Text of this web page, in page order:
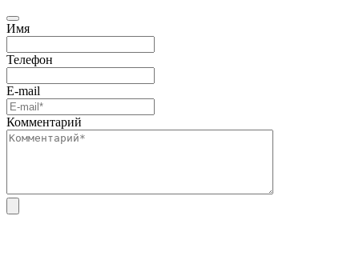
Имя
Телефон
E-mail
Комментарий